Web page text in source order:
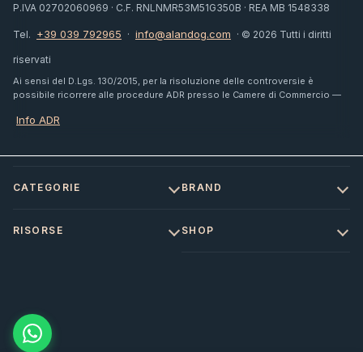
P.IVA 02702060969 · C.F. RNLNMR53M51G350B · REA MB 1548338
Tel. +39 039 792965 · info@alandog.com · © 2026 Tutti i diritti
riservati
Ai sensi del D.Lgs. 130/2015, per la risoluzione delle controversie è
possibile ricorrere alle procedure ADR presso le Camere di Commercio —
Info ADR
CATEGORIE BRAND
RISORSE SHOP